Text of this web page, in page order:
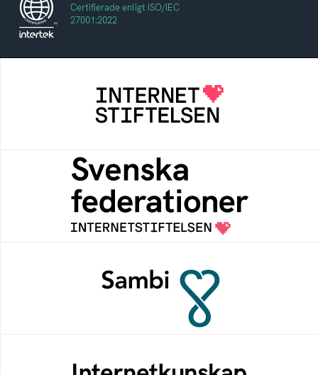
Certifierade enligt ISO/IEC
27001:2022
Internetstiftelsen verkar för ett internet som
bidrar positivt till människan och samhället
Svenska federationer
Grunden för medlemskap i en sektors- eller
kontextspecifik federation
Sambi möjliggör en säker åtkomst till
digitala tjänster för sektorn vård, hälsa och